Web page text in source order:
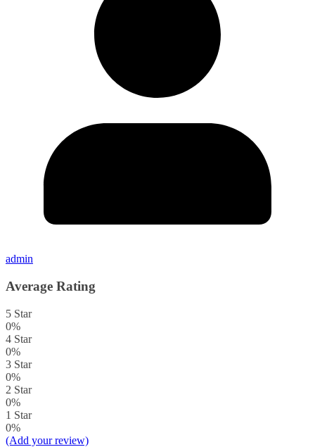
admin
Average Rating
5 Star
0%
4 Star
0%
3 Star
0%
2 Star
0%
1 Star
0%
(Add your review)